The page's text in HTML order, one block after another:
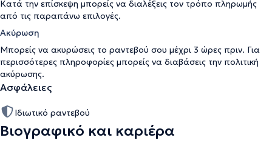
Κατά την επίσκεψη μπορείς να διαλέξεις τον τρόπο πληρωμής
από τις παραπάνω επιλογές.
Ακύρωση
Μπορείς να ακυρώσεις το ραντεβού σου μέχρι 3 ώρες πριν. Για
περισσότερες πληροφορίες μπορείς να διαβάσεις την πολιτική
ακύρωσης.
Ασφάλειες
Ιδιωτικό ραντεβού
Βιογραφικό και καριέρα